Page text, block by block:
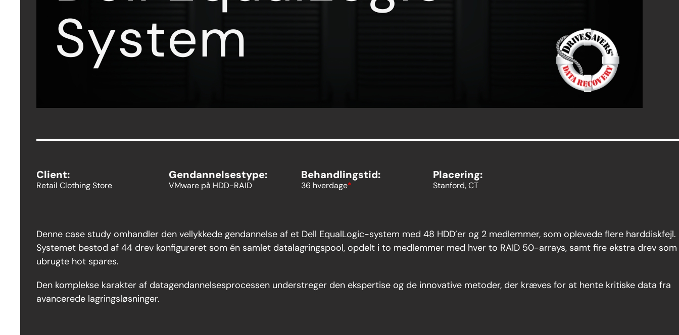
Client:
Retail Clothing Store
Gendannelsestype:
VMware på HDD-RAID
Behandlingstid:
36 hverdage*
Placering:
Stanford, CT
Denne case study omhandler den vellykkede gendannelse af et Dell EqualLogic-system med 48 HDD’er og 2 medlemmer, som oplevede flere harddiskfejl.
Systemet bestod af 44 drev konfigureret som én samlet datalagringspool, opdelt i to medlemmer med hver to RAID 50-arrays, samt fire ekstra drev som
ubrugte hot spares.
Den komplekse karakter af datagendannelsesprocessen understreger den ekspertise og de innovative metoder, der kræves for at hente kritiske data fra
avancerede lagringsløsninger.